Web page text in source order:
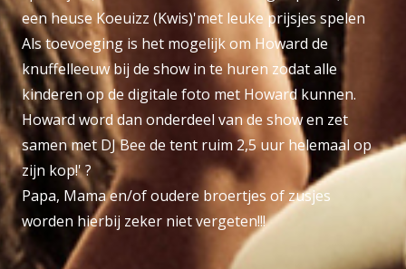
een heuse Koeuizz (Kwis)'met leuke prijsjes spelen
Als toevoeging is het mogelijk om Howard de
knuffelleeuw bij de show in te huren zodat alle
kinderen op de digitale foto met Howard kunnen.
Howard word dan onderdeel van de show en zet
samen met DJ Bee de tent ruim 2,5 uur helemaal op
zijn kop!' ?
Papa, Mama en/of oudere broertjes of zusjes
worden hierbij zeker niet vergeten!!!